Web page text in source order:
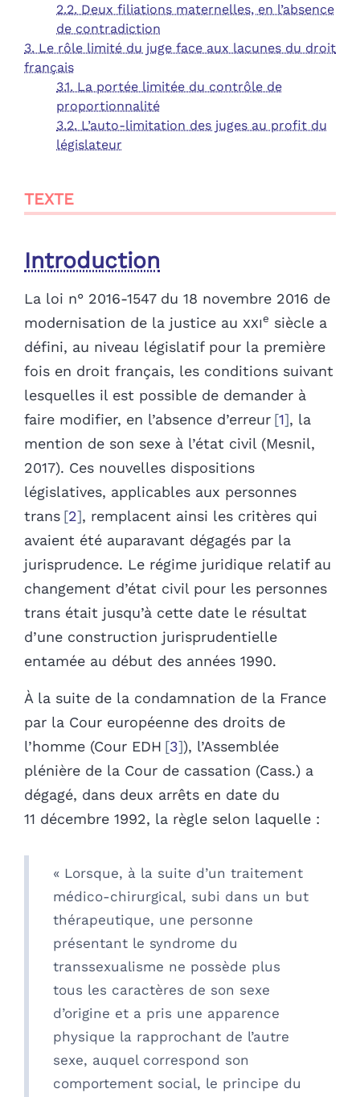
2.2. Deux filiations maternelles, en l’absence
de contradiction
3. Le rôle limité du juge face aux lacunes du droit
français
3.1. La portée limitée du contrôle de
proportionnalité
3.2. L’auto-limitation des juges au profit du
législateur
TEXTE
Introduction
La loi n° 2016-1547 du 18 novembre 2016 de
modernisation de la justice au xxie siècle a
défini, au niveau législatif pour la première
fois en droit français, les conditions suivant
lesquelles il est possible de demander à
faire modifier, en l’absence d’erreur 1 , la
mention de son sexe à l’état civil (Mesnil,
2017). Ces nouvelles dispositions
législatives, applicables aux personnes
trans 2 , remplacent ainsi les critères qui
avaient été auparavant dégagés par la
jurisprudence. Le régime juridique relatif au
changement d’état civil pour les personnes
trans était jusqu’à cette date le résultat
d’une construction jurisprudentielle
entamée au début des années 1990.
À la suite de la condamnation de la France
par la Cour européenne des droits de
l’homme (Cour EDH 3 ), l’Assemblée
plénière de la Cour de cassation (Cass.) a
dégagé, dans deux arrêts en date du
11 décembre 1992, la règle selon laquelle :
« Lorsque, à la suite d’un traitement
médico-chirurgical, subi dans un but
thérapeutique, une personne
présentant le syndrome du
transsexualisme ne possède plus
tous les caractères de son sexe
d’origine et a pris une apparence
physique la rapprochant de l’autre
sexe, auquel correspond son
comportement social, le principe du